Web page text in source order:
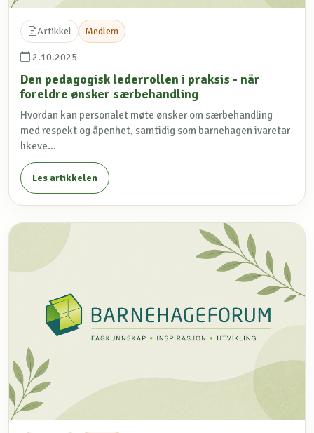
Artikkel Medlem
2.10.2025
Den pedagogisk lederrollen i praksis - når
foreldre ønsker særbehandling
Hvordan kan personalet møte ønsker om særbehandling
med respekt og åpenhet, samtidig som barnehagen ivaretar
likeve...
Les artikkelen